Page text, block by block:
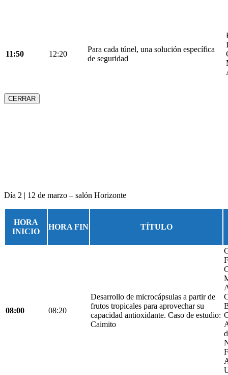
11:50 12:20
Para cada túnel, una solución específica
de seguridad
CERRAR
Día 2 | 12 de marzo – salón Horizonte
HORA
INICIO
HORA FIN TÍTULO
08:00 08:20
Desarrollo de microcápsulas a partir de
frutos tropicales para aprovechar su
capacidad antioxidante. Caso de estudio:
Caimito